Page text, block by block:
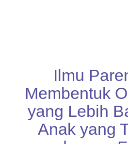
Ilmu
Membentuk
yang Lebih
Anak yang